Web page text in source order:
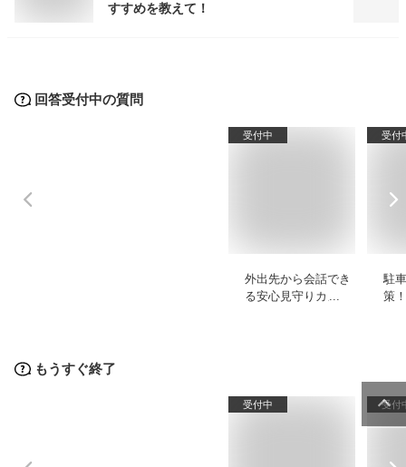
すすめを教えて！
回答受付中の質問
受付中
外出先から会話でき
る安心見守りカメ
受付
駐
策
もうすぐ終了
受付中 受付